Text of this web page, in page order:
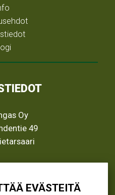
EVÄSTEITÄ
Oy
49
2900